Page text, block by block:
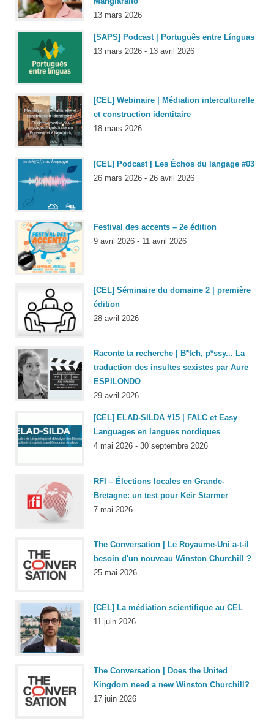
13 mars 2026
[SAPS] Podcast | Português entre Línguas
13 mars 2026 - 13 avril 2026
[CEL] Webinaire | Médiation interculturelle
et construction identitaire
18 mars 2026
[CEL] Podcast | Les Échos du langage #03
26 mars 2026 - 26 avril 2026
Festival des accents – 2e édition
9 avril 2026 - 11 avril 2026
[CEL] Séminaire du domaine 2 | première
édition
28 avril 2026
Raconte ta recherche | B*tch, p*ssy... La
traduction des insultes sexistes par Aure
ESPILONDO
29 avril 2026
[CEL] ELAD-SILDA #15 | FALC et Easy
Languages en langues nordiques
4 mai 2026 - 30 septembre 2026
RFI – Élections locales en Grande-
Bretagne: un test pour Keir Starmer
7 mai 2026
The Conversation | Le Royaume-Uni a-t-il
besoin d'un nouveau Winston Churchill ?
25 mai 2026
[CEL] La médiation scientifique au CEL
11 juin 2026
The Conversation | Does the United
Kingdom need a new Winston Churchill?
17 juin 2026